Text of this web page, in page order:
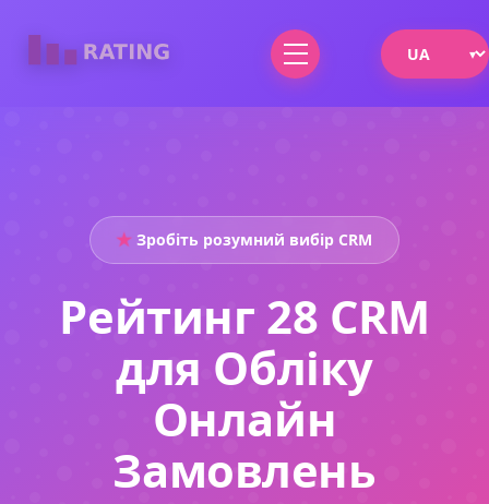
Зробіть розумний вибір CRM
Рейтинг 28 CRM
для Обліку
Онлайн
Замовлень